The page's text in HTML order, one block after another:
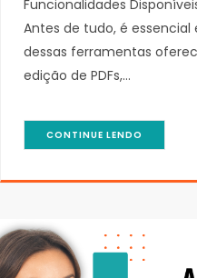
Funcionalidades
Antes de tudo, é
dessas ferramentas
edição de PDFs,…
CONTINUE LENDO